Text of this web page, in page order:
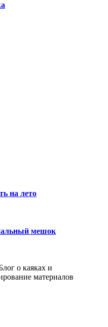
на лето
мешок
о каяках и
материалов